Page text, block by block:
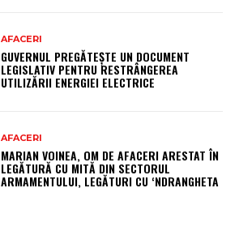
AFACERI
GUVERNUL PREGĂTEȘTE UN DOCUMENT
LEGISLATIV PENTRU RESTRÂNGEREA
UTILIZĂRII ENERGIEI ELECTRICE
AFACERI
MARIAN VOINEA, OM DE AFACERI ARESTAT ÎN
LEGĂTURĂ CU MITĂ DIN SECTORUL
ARMAMENTULUI, LEGĂTURI CU ‘NDRANGHETA